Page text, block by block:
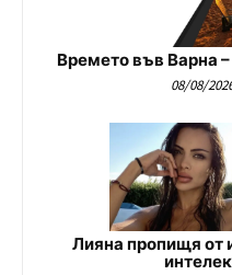
Времето във Варна
08/08/
Лияна пропищя от